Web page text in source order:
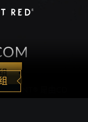
是由CD